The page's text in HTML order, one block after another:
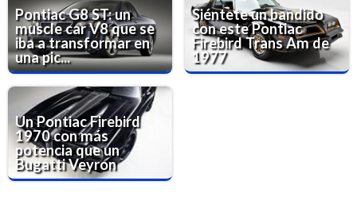
Pontiac G8 ST: un
muscle car V8 que se
iba a transformar en
una pic...
Siéntete un bandido
con este Pontiac
Firebird Trans Am de
1977
Un Pontiac Firebird
1970 con más
potencia que un
Bugatti Veyron